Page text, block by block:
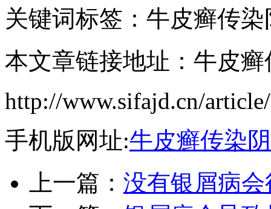
关键词标签：牛皮癣传
本文章链接地址：牛皮
http://www.sifajd.cn/
手机版网址:牛皮癣传染
上一篇： 没有银屑病